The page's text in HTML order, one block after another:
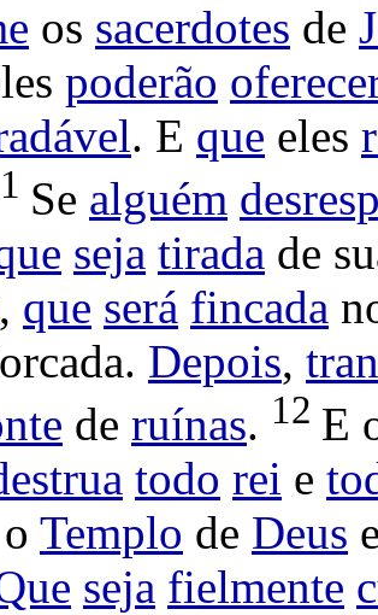
os sacerdotes de
poderão
. E que eles
Se alguém
seja tirada de
, que será fincada
. Depois,
de ruínas. 12 E
todo rei e
o Templo de Deus
seja fielmente